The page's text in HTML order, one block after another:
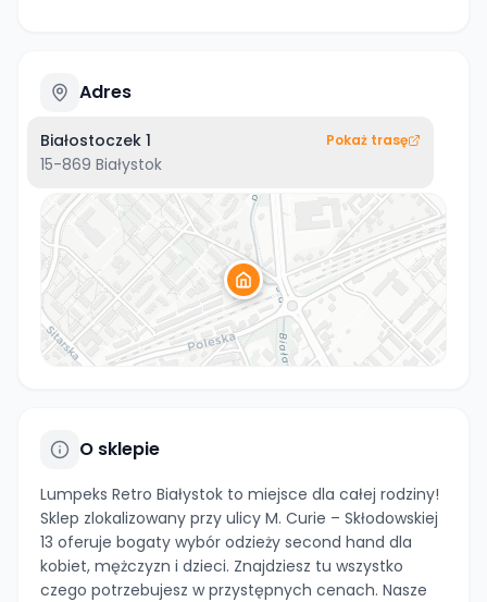
Adres
Białostoczek 1
15-869 Białystok
Pokaż trasę
O sklepie
Lumpeks Retro Białystok to miejsce dla całej rodziny!
Sklep zlokalizowany przy ulicy M. Curie – Skłodowskiej
13 oferuje bogaty wybór odzieży second hand dla
kobiet, mężczyzn i dzieci. Znajdziesz tu wszystko
czego potrzebujesz w przystępnych cenach. Nasze